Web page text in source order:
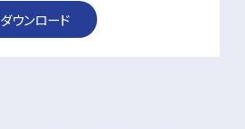
ダウンロード